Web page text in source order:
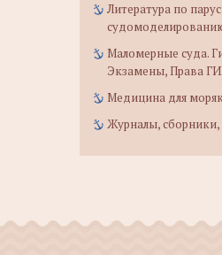
Литература по
Маломерные суда.
Экзамены, Права
Медицина для
Журналы,